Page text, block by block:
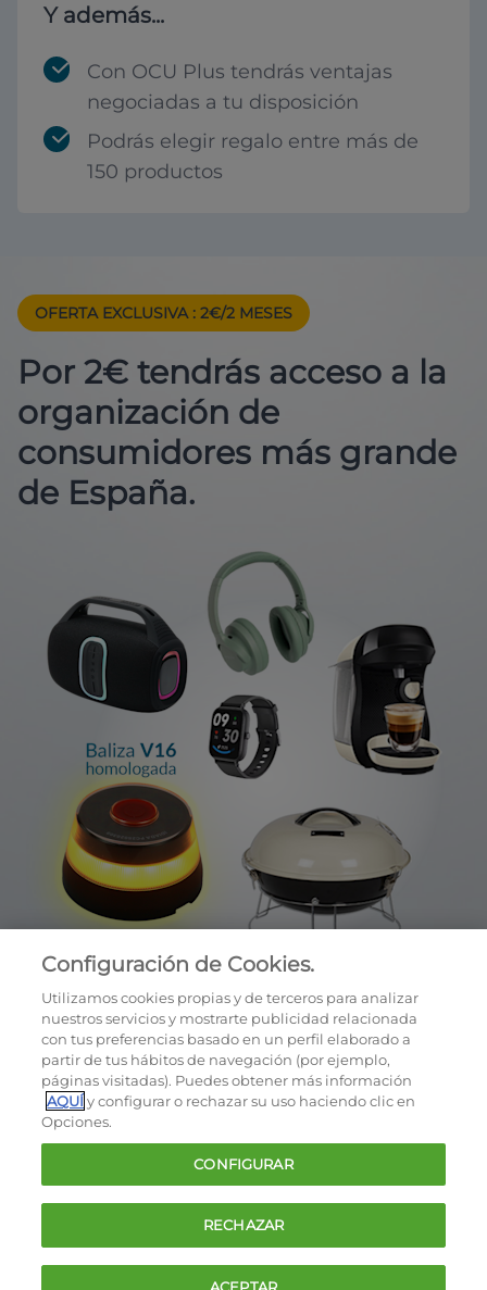
Y además...
Con OCU Plus tendrás ventajas
negociadas a tu disposición
Podrás elegir regalo entre más de
150 productos
OFERTA EXCLUSIVA : 2€/2 MESES
Por 2€ tendrás acceso a la
organización de
consumidores más grande
de España.
Cookies
Política de privacidad
Términos y condiciones de la oferta
Contacto
FAQ
Configuración de Cookies.
Utilizamos cookies propias y de terceros para analizar
nuestros servicios y mostrarte publicidad relacionada
con tus preferencias basado en un perfil elaborado a
partir de tus hábitos de navegación (por ejemplo,
páginas visitadas). Puedes obtener más información
AQUÍy configurar o rechazar su uso haciendo clic en
Opciones.
CONFIGURAR
RECHAZAR